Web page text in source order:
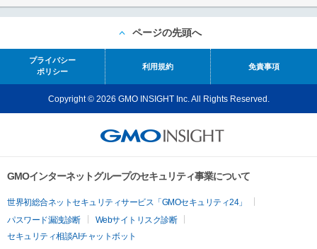
ページの先頭へ
プライバシー
ポリシー
利用規約 免責事項
Copyright © 2026 GMO INSIGHT Inc. All Rights Reserved.
GMOインターネットグループのセキュリティ事業について
世界初総合ネットセキュリティサービス「GMOセキュリティ24」
パスワード漏洩診断
Webサイトリスク診断
セキュリティ相談AIチャットボット